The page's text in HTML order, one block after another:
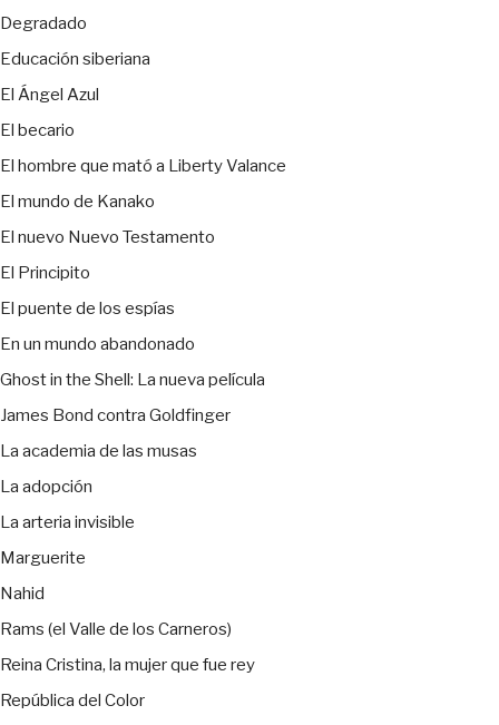
Degradado
Educación siberiana
El Ángel Azul
El becario
El hombre que mató a Liberty Valance
El mundo de Kanako
El nuevo Nuevo Testamento
El Principito
El puente de los espías
En un mundo abandonado
Ghost in the Shell: La nueva película
James Bond contra Goldfinger
La academia de las musas
La adopción
La arteria invisible
Marguerite
Nahid
Rams (el Valle de los Carneros)
Reina Cristina, la mujer que fue rey
República del Color